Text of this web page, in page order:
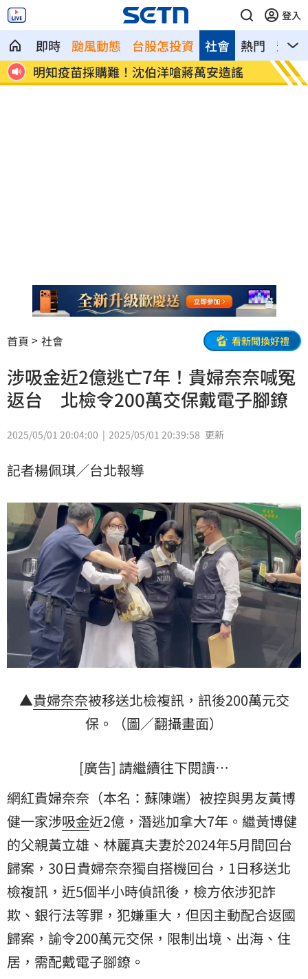
登入
即時 颱風動態 台股怎投資 熱門 影音
社會
明知疫苗採購難！沈伯洋嗆蔣萬安造謠
全國首創
首頁 社會 看新聞換好禮
涉吸金近2億逃亡7年！貴婦奈奈喊冤
返台 北檢令200萬交保戴電子腳鐐
2025/05/01 20:04:00 2025/05/01 20:39:58 更新
記者楊佩琪／台北報導
▲貴婦奈奈被移送北檢複訊，訊後200萬元交
保。（圖／翻攝畫面）
[廣告] 請繼續往下閱讀…
網紅貴婦奈奈（本名：蘇陳端）被控與男友黃博
健一家涉吸金近2億，潛逃加拿大7年。繼黃博健
的父親黃立雄、林麗真夫妻於2024年5月間回台
歸案 ，30日貴婦奈奈獨自搭機回台，1日移送北
檢複訊，近5個半小時偵訊後，檢方依涉犯詐
欺、銀行法等罪，犯嫌重大，但因主動配合返國
歸案，諭令200萬元交保，限制出境、出海、住
居，需配戴電子腳鐐。